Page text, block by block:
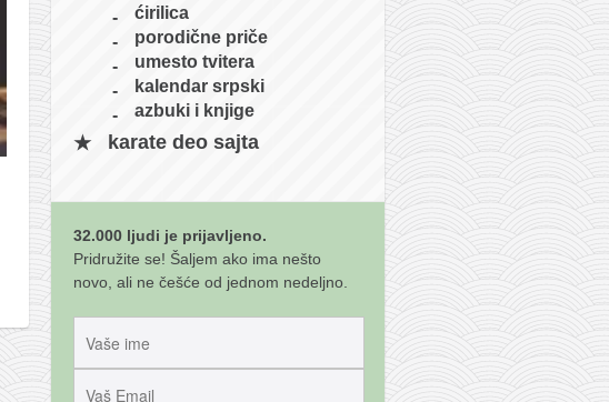
ćirilica
porodične priče
umesto tvitera
kalendar srpski
azbuki i knjige
karate deo sajta
32.000 ljudi je prijavljeno.
Pridružite se! Šaljem ako ima nešto
novo, ali ne češće od jednom nedeljno.